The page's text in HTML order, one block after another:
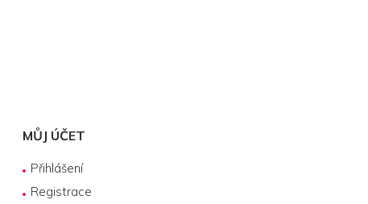
MŮJ ÚČET
Přihlášení
Registrace